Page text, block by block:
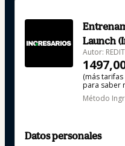
Launch
Autor:
(más
para saber
Método
Datos personales